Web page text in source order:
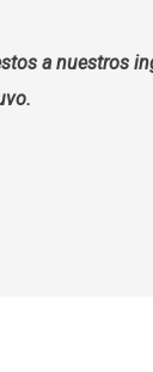
a nuestros